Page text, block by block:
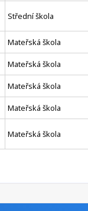
Střední škola
Mateřská škola
Mateřská škola
Mateřská škola
Mateřská škola
Mateřská škola